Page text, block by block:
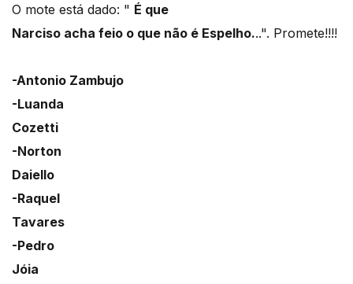
O mote está dado: " É que
Narciso acha feio o que não é Espelho...". Promete!!!!
-Antonio Zambujo
-Luanda
Cozetti
-Norton
Daiello
-Raquel
Tavares
-Pedro
Jóia